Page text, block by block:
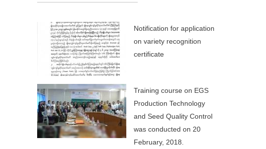
Notification for application
on variety recognition
certificate
Training course on EGS
Production Technology
and Seed Quality Control
was conducted on 20
February, 2018.